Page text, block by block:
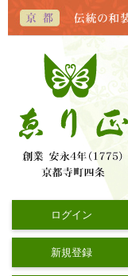
ログイン
新規登録